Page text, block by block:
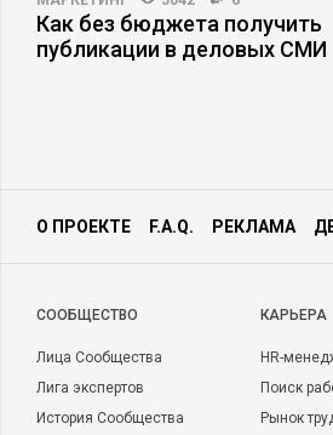
Как без бюджета получить
публикации в деловых СМИ
О ПРОЕКТЕ F.A.Q. РЕКЛАМА
CООБЩЕСТВО
Лица Сообщества
Лига экспертов
История Сообщества
КАРЬЕРА
HR-
Поиск
Рынок